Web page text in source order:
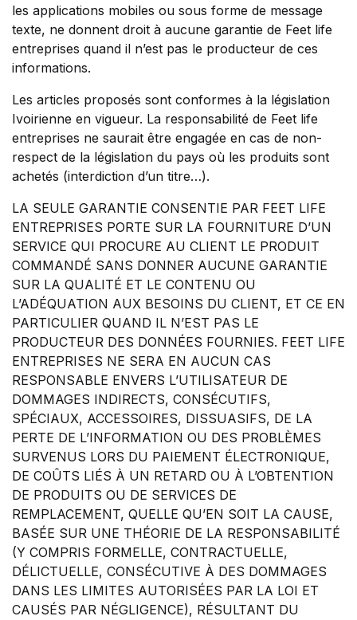
les applications mobiles ou sous forme de message
texte, ne donnent droit à aucune garantie de Feet life
entreprises quand il n’est pas le producteur de ces
informations.
Les articles proposés sont conformes à la législation
Ivoirienne en vigueur. La responsabilité de Feet life
entreprises ne saurait être engagée en cas de non-
respect de la législation du pays où les produits sont
achetés (interdiction d’un titre…).
LA SEULE GARANTIE CONSENTIE PAR FEET LIFE
ENTREPRISES PORTE SUR LA FOURNITURE D’UN
SERVICE QUI PROCURE AU CLIENT LE PRODUIT
COMMANDÉ SANS DONNER AUCUNE GARANTIE
SUR LA QUALITÉ ET LE CONTENU OU
L’ADÉQUATION AUX BESOINS DU CLIENT, ET CE EN
PARTICULIER QUAND IL N’EST PAS LE
PRODUCTEUR DES DONNÉES FOURNIES. FEET LIFE
ENTREPRISES NE SERA EN AUCUN CAS
RESPONSABLE ENVERS L’UTILISATEUR DE
DOMMAGES INDIRECTS, CONSÉCUTIFS,
SPÉCIAUX, ACCESSOIRES, DISSUASIFS, DE LA
PERTE DE L’INFORMATION OU DES PROBLÈMES
SURVENUS LORS DU PAIEMENT ÉLECTRONIQUE,
DE COÛTS LIÉS À UN RETARD OU À L’OBTENTION
DE PRODUITS OU DE SERVICES DE
REMPLACEMENT, QUELLE QU’EN SOIT LA CAUSE,
BASÉE SUR UNE THÉORIE DE LA RESPONSABILITÉ
(Y COMPRIS FORMELLE, CONTRACTUELLE,
DÉLICTUELLE, CONSÉCUTIVE À DES DOMMAGES
DANS LES LIMITES AUTORISÉES PAR LA LOI ET
CAUSÉS PAR NÉGLIGENCE), RÉSULTANT DU